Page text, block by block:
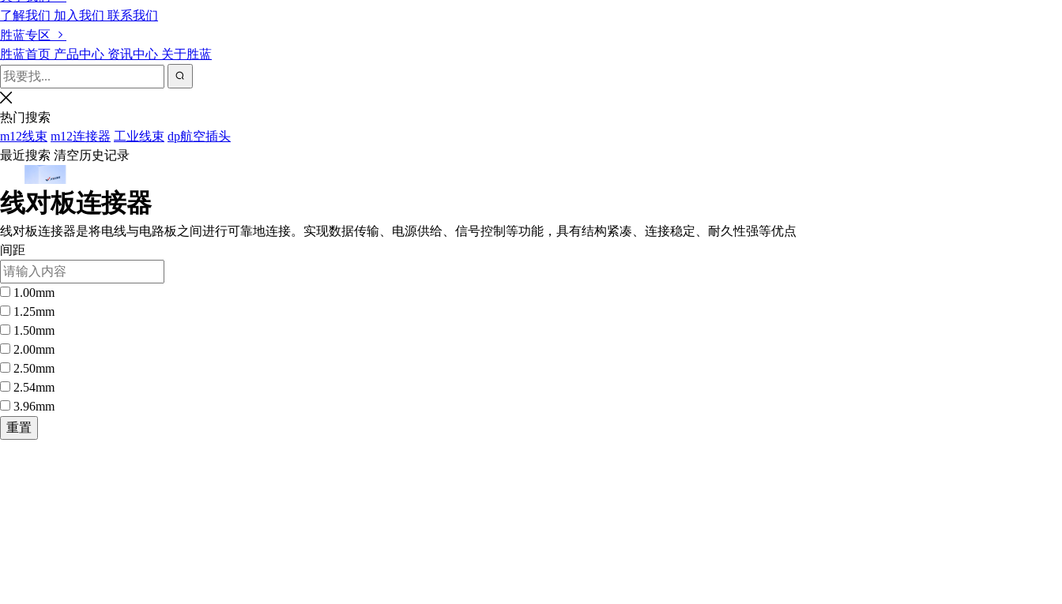
了解我们 加入我们 联系我们
胜蓝专区
胜蓝首页 产品中心 资讯中心 关于胜蓝
热门搜索
m12线束 m12连接器 工业线束 dp航空插头
最近搜索 清空历史记录
线对板连接器
线对板连接器是将电线与电路板之间进行可靠地连接。实现数据传输、电源供给、信号控制等功能，具有结构紧凑、连接稳定、耐久性强等优点
间距
1.00mm
1.25mm
1.50mm
2.00mm
2.50mm
2.54mm
3.96mm
重置